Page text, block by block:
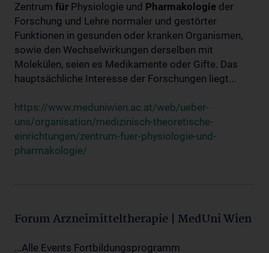
Zentrum für Physiologie und Pharmakologie der
Forschung und Lehre normaler und gestörter
Funktionen in gesunden oder kranken Organismen,
sowie den Wechselwirkungen derselben mit
Molekülen, seien es Medikamente oder Gifte. Das
hauptsächliche Interesse der Forschungen liegt...
https://www.meduniwien.ac.at/web/ueber-
uns/organisation/medizinisch-theoretische-
einrichtungen/zentrum-fuer-physiologie-und-
pharmakologie/
Forum Arzneimitteltherapie | MedUni Wien
...Alle Events Fortbildungsprogramm